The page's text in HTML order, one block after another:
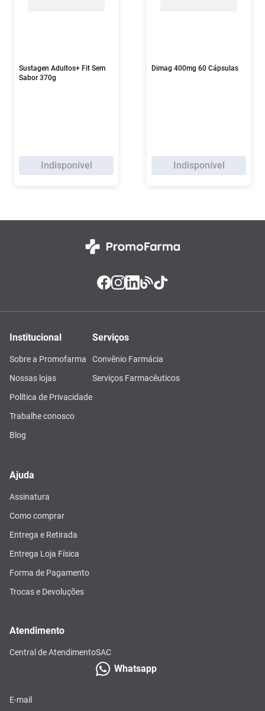
Sustagen Adultos+ Fit Sem
Sabor 370g
Indisponível
Dimag 400mg 60 Cápsulas
Indisponível
Institucional
Sobre a Promofarma
Nossas lojas
Política de Privacidade
Trabalhe conosco
Blog
Serviços
Convênio Farmácia
Serviços Farmacêuticos
Ajuda
Assinatura
Como comprar
Entrega e Retirada
Entrega Loja Física
Forma de Pagamento
Trocas e Devoluções
Atendimento
Central de AtendimentoSAC
Whatsapp
E-mail